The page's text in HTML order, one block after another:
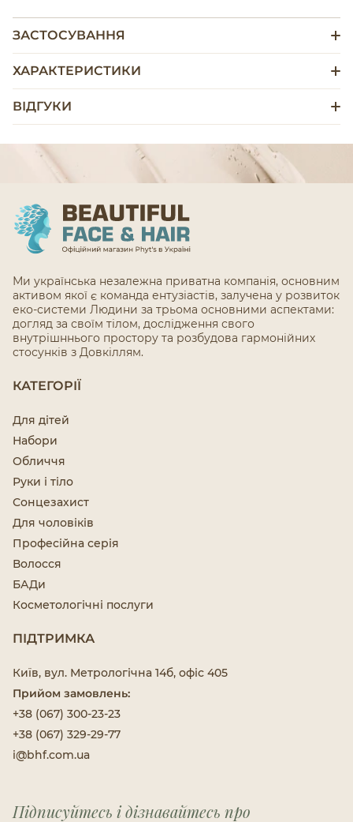
ЗАСТОСУВАННЯ
ХАРАКТЕРИСТИКИ
ВІДГУКИ
Ми українська незалежна приватна компанія, основним
активом якої є команда ентузіастів, залучена у розвиток
еко-системи Людини за трьома основними аспектами:
догляд за своїм тілом, дослідження свого
внутрішннього простору та розбудова гармонійних
стосунків з Довкіллям.
КАТЕГОРІЇ
Для дітей
Набори
Обличчя
Руки і тіло
Сонцезахист
Для чоловіків
Професійна серія
Волосся
БАДи
Косметологічні послуги
ПІДТРИМКА
Київ, вул. Метрологічна 14б, офіс 405
Прийом замовлень:
+38 (067) 300-23-23
+38 (067) 329-29-77
i@bhf.com.ua
Підписуйтесь і дізнавайтесь про